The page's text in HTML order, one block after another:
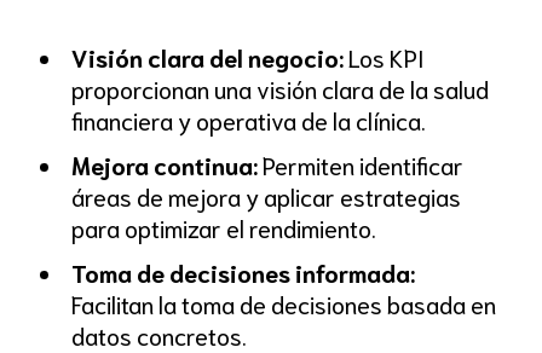
Visión clara del negocio:Los KPI
proporcionan una visión clara de la salud
financiera y operativa de la clínica.
Mejora continua:Permiten identificar
áreas de mejora y aplicar estrategias
para optimizar el rendimiento.
Toma de decisiones informada:
Facilitan la toma de decisiones basada en
datos concretos.